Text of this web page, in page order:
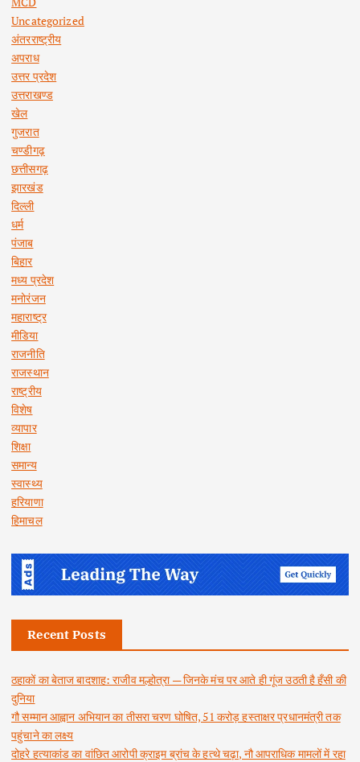
Uncategorized
अंतरराष्ट्रीय
अपराध
उत्तर प्रदेश
उत्तराखण्ड
खेल
गुजरात
चण्डीगढ़
छत्तीसगढ़
झारखंड
दिल्ली
धर्म
पंजाब
बिहार
मध्य प्रदेश
मनोरंजन
महाराष्ट्र
मीडिया
राजनीति
राजस्थान
राष्ट्रीय
विशेष
व्यापार
शिक्षा
समान्य
स्वास्थ्य
हरियाणा
हिमाचल
Recent Posts
ठहाकों का बेताज बादशाह: राजीव मल्होत्रा — जिनके मंच पर आते ही गूंज उठती है हँसी की
दुनिया
गौ सम्मान आह्वान अभियान का तीसरा चरण घोषित, 51 करोड़ हस्ताक्षर प्रधानमंत्री तक
पहुंचाने का लक्ष्य
दोहरे हत्याकांड का वांछित आरोपी क्राइम ब्रांच के हत्थे चढ़ा, नौ आपराधिक मामलों में रहा